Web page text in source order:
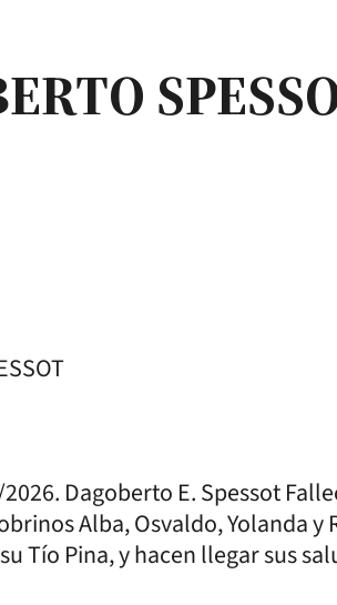
Dagoberto E. Spessot
Alba, Osvaldo, Yolanda
Tío Pina, y hacen llegar sus